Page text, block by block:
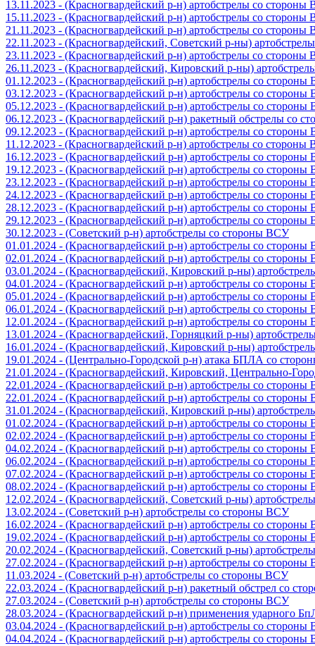
13.11.2023 - (Красногвардейский р-н) артобстрелы со стороны
15.11.2023 - (Красногвардейский р-н) артобстрелы со стороны
21.11.2023 - (Красногвардейский р-н) артобстрелы со стороны
22.11.2023 - (Красногвардейский, Советский р-ны)
23.11.2023 - (Красногвардейский р-н) артобстрелы со стороны
26.11.2023 - (Красногвардейский, Кировский р-ны)
01.12.2023 - (Красногвардейский р-н) артобстрелы со
03.12.2023 - (Красногвардейский р-н) артобстрелы со
05.12.2023 - (Красногвардейский р-н) артобстрелы со
06.12.2023 - (Красногвардейский р-н) ракетный обстрелы со
09.12.2023 - (Красногвардейский р-н) артобстрелы со
11.12.2023 - (Красногвардейский р-н) артобстрелы со стороны
16.12.2023 - (Красногвардейский р-н) артобстрелы со
19.12.2023 - (Красногвардейский р-н) артобстрелы со
23.12.2023 - (Красногвардейский р-н) артобстрелы со
24.12.2023 - (Красногвардейский р-н) артобстрелы со
28.12.2023 - (Красногвардейский р-н) артобстрелы со
29.12.2023 - (Красногвардейский р-н) артобстрелы со
30.12.2023 - (Советский р-н) артобстрелы со стороны ВСУ
01.01.2024 - (Красногвардейский р-н) артобстрелы со
02.01.2024 - (Красногвардейский р-н) артобстрелы со
03.01.2024 - (Красногвардейский, Кировский р-ны)
04.01.2024 - (Красногвардейский р-н) артобстрелы со
05.01.2024 - (Красногвардейский р-н) артобстрелы со
06.01.2024 - (Красногвардейский р-н) артобстрелы со
12.01.2024 - (Красногвардейский р-н) артобстрелы со
13.01.2024 - (Красногвардейский, Горняцкий р-ны)
16.01.2024 - (Красногвардейский, Кировский р-ны)
19.01.2024 - (Центрально-Городской р-н) атака БПЛА со
21.01.2024 - (Красногвардейский, Кировский, Центрально-
22.01.2024 - (Красногвардейский р-н) артобстрелы со
22.01.2024 - (Красногвардейский р-н) артобстрелы со
31.01.2024 - (Красногвардейский, Кировский р-ны)
01.02.2024 - (Красногвардейский р-н) артобстрелы со
02.02.2024 - (Красногвардейский р-н) артобстрелы со
04.02.2024 - (Красногвардейский р-н) артобстрелы со
06.02.2024 - (Красногвардейский р-н) артобстрелы со
07.02.2024 - (Красногвардейский р-н) артобстрелы со
08.02.2024 - (Красногвардейский р-н) артобстрелы со
12.02.2024 - (Красногвардейский, Советский р-ны)
13.02.2024 - (Советский р-н) артобстрелы со стороны ВСУ
16.02.2024 - (Красногвардейский р-н) артобстрелы со
19.02.2024 - (Красногвардейский р-н) артобстрелы со
20.02.2024 - (Красногвардейский, Советский р-ны)
27.02.2024 - (Красногвардейский р-н) артобстрелы со
11.03.2024 - (Советский р-н) артобстрелы со стороны ВСУ
22.03.2024 - (Красногвардейский р-н) ракетный обстрел со
27.03.2024 - (Советский р-н) артобстрелы со стороны ВСУ
28.03.2024 - (Красногвардейский р-н) применения ударного
03.04.2024 - (Красногвардейский р-н) артобстрелы со
04.04.2024 - (Красногвардейский р-н) артобстрелы со